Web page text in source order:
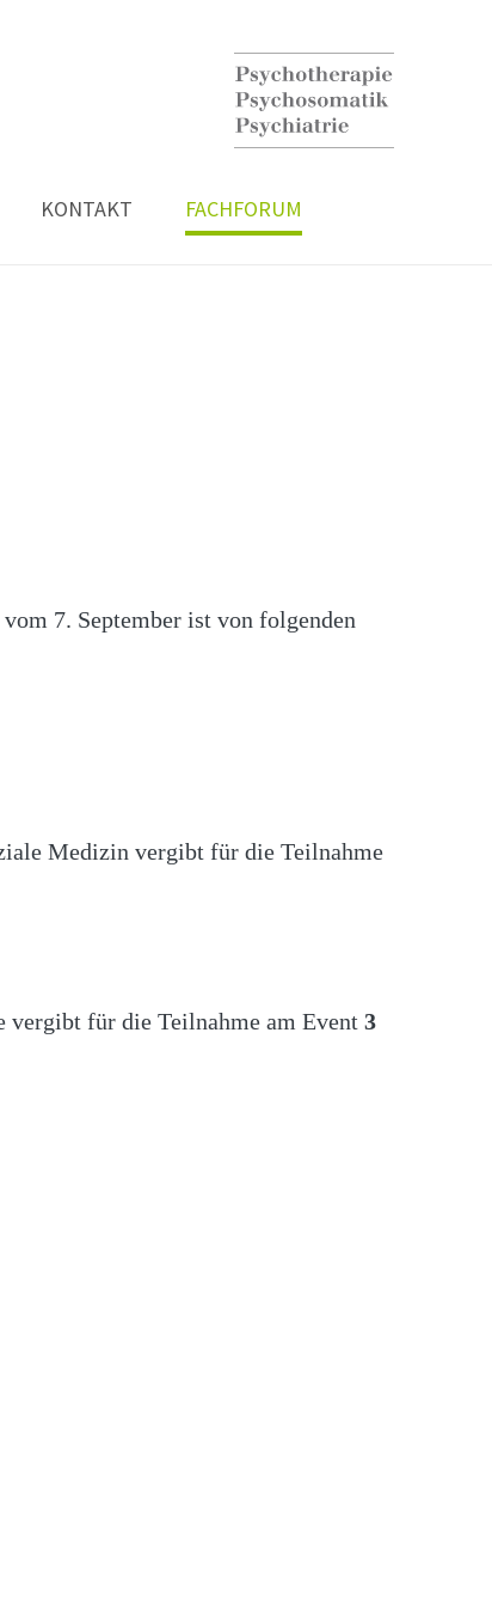
KONTAKT FACHFORUM
7. September ist von folgenden
Medizin vergibt für die Teilnahme
vergibt für die Teilnahme am Event 3